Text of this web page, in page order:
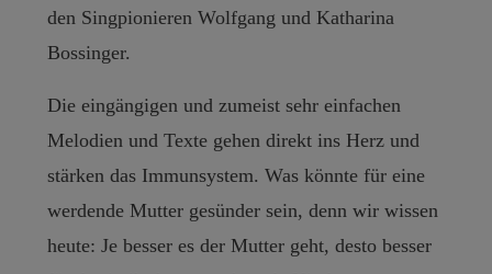
den Singpionieren Wolfgang und Katharina
Bossinger.
Die eingängigen und zumeist sehr einfachen
Melodien und Texte gehen direkt ins Herz und
stärken das Immunsystem. Was könnte für eine
werdende Mutter gesünder sein, denn wir wissen
heute: Je besser es der Mutter geht, desto besser